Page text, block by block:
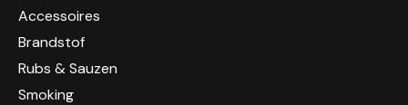
Accessoires
Brandstof
Rubs & Sauzen
Smoking